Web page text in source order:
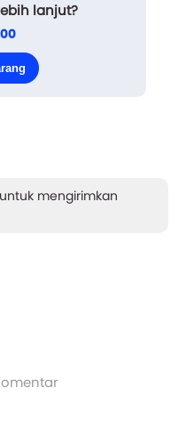
Dia sepertinya
sebagai
lanjut?
mengirimkan